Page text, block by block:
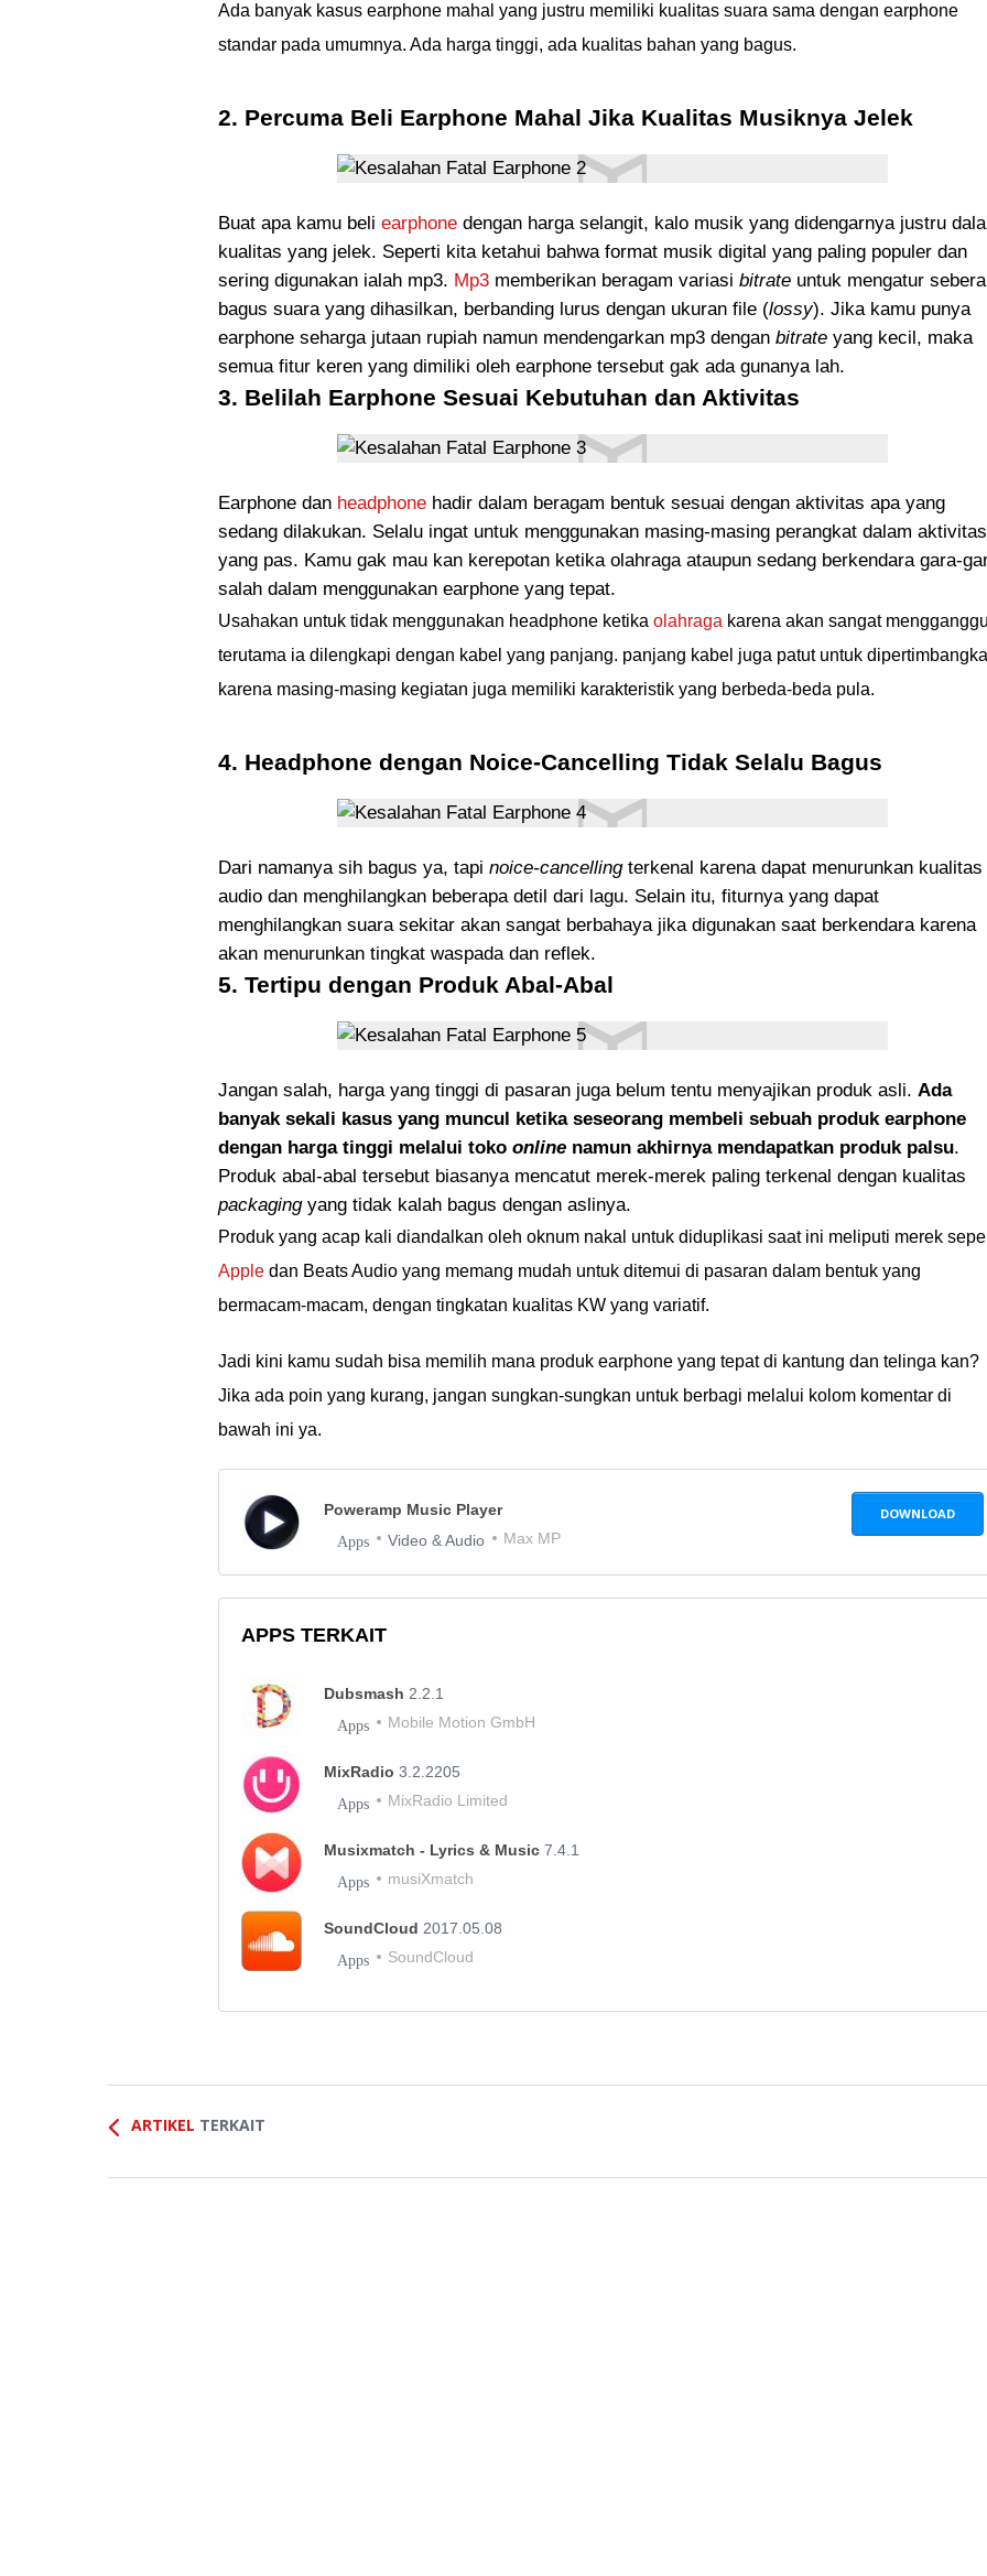
Ada banyak kasus earphone mahal yang justru memiliki kualitas suara sama dengan earphone
standar pada umumnya. Ada harga tinggi, ada kualitas bahan yang bagus.
2. Percuma Beli Earphone Mahal Jika Kualitas Musiknya Jelek
Buat apa kamu beli earphone dengan harga selangit, kalo musik yang didengarnya justru
kualitas yang jelek. Seperti kita ketahui bahwa format musik digital yang paling populer dan
sering digunakan ialah mp3. Mp3 memberikan beragam variasi bitrate untuk mengatur
bagus suara yang dihasilkan, berbanding lurus dengan ukuran file (lossy). Jika kamu punya
earphone seharga jutaan rupiah namun mendengarkan mp3 dengan bitrate yang kecil, maka
semua fitur keren yang dimiliki oleh earphone tersebut gak ada gunanya lah.
3. Belilah Earphone Sesuai Kebutuhan dan Aktivitas
Earphone dan headphone hadir dalam beragam bentuk sesuai dengan aktivitas apa yang
sedang dilakukan. Selalu ingat untuk menggunakan masing-masing perangkat dalam aktivitas
yang pas. Kamu gak mau kan kerepotan ketika olahraga ataupun sedang berkendara gara-
salah dalam menggunakan earphone yang tepat.
Usahakan untuk tidak menggunakan headphone ketika olahraga karena akan sangat
terutama ia dilengkapi dengan kabel yang panjang. panjang kabel juga patut untuk
karena masing-masing kegiatan juga memiliki karakteristik yang berbeda-beda pula.
4. Headphone dengan Noice-Cancelling Tidak Selalu Bagus
Dari namanya sih bagus ya, tapi noice-cancellingterkenal karena dapat menurunkan kualitas
audio dan menghilangkan beberapa detil dari lagu. Selain itu, fiturnya yang dapat
menghilangkan suara sekitar akan sangat berbahaya jika digunakan saat berkendara karena
akan menurunkan tingkat waspada dan reflek.
5. Tertipu dengan Produk Abal-Abal
Jangan salah, harga yang tinggi di pasaran juga belum tentu menyajikan produk asli. Ada
banyak sekali kasus yang muncul ketika seseorang membeli sebuah produk earphone
dengan harga tinggi melalui toko online namun akhirnya mendapatkan produk palsu.
Produk abal-abal tersebut biasanya mencatut merek-merek paling terkenal dengan kualitas
packagingyang tidak kalah bagus dengan aslinya.
Produk yang acap kali diandalkan oleh oknum nakal untuk diduplikasi saat ini meliputi merek
Apple dan Beats Audio yang memang mudah untuk ditemui di pasaran dalam bentuk yang
bermacam-macam, dengan tingkatan kualitas KW yang variatif.
Jadi kini kamu sudah bisa memilih mana produk earphone yang tepat di kantung dan telinga kan?
Jika ada poin yang kurang, jangan sungkan-sungkan untuk berbagi melalui kolom komentar di
bawah ini ya.
Poweramp Music Player
Apps Video & Audio Max MP
DOWNLOAD
APPS TERKAIT
Dubsmash 2.2.1
Apps Mobile Motion GmbH
MixRadio 3.2.2205
Apps MixRadio Limited
Musixmatch - Lyrics & Music 7.4.1
Apps musiXmatch
SoundCloud 2017.05.08
Apps SoundCloud
ARTIKEL TERKAIT